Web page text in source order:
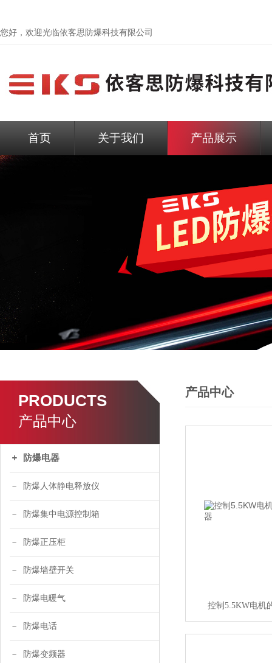
您好，欢迎光临依客思防爆科技有限公司
首页 关于我们 产品展示
PRODUCTS
产品中心
防爆电器
防爆人体静电释放仪
防爆集中电源控制箱
防爆正压柜
防爆墙壁开关
防爆电暖气
防爆电话
防爆变频器
产品中心
控制5.5KW电机